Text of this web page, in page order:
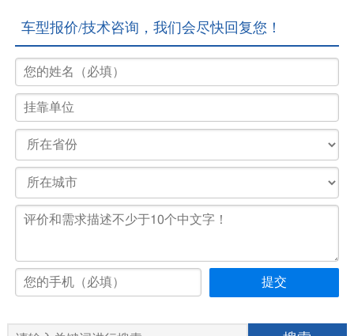
车型报价/技术咨询，我们会尽快回复您！